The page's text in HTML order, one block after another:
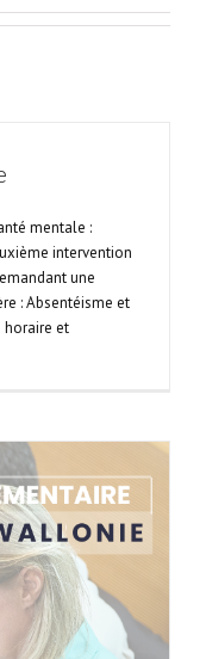
mentale :
intervention
une
: Absentéisme et
horaire et